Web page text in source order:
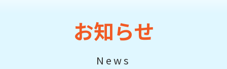
お知らせ
News